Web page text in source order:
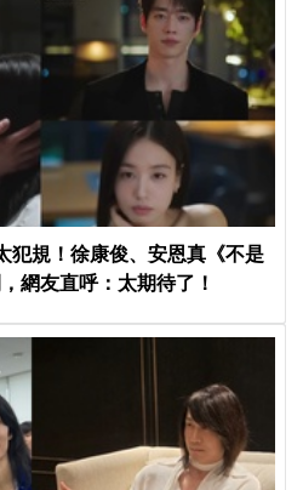
犯規！徐康俊、安恩真《不是
網友直呼：太期待了！